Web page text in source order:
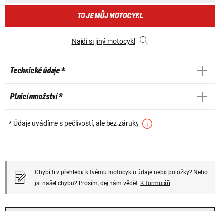
TO JE MŮJ MOTOCYKL
Najdi si jiný motocykl
Technické údaje *
Plnicí množství *
* Údaje uvádíme s pečlivostí, ale bez záruky
Chybí ti v přehledu k tvému motocyklu údaje nebo položky? Nebo
jsi našel chybu? Prosím, dej nám vědět. K formuláři